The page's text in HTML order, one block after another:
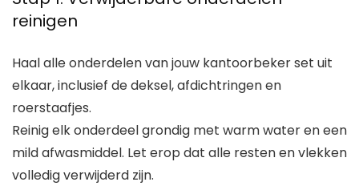
reinigen
Haal alle onderdelen van jouw kantoorbeker set uit
elkaar, inclusief de deksel, afdichtringen en
roerstaafjes.
Reinig elk onderdeel grondig met warm water en een
mild afwasmiddel. Let erop dat alle resten en vlekken
volledig verwijderd zijn.